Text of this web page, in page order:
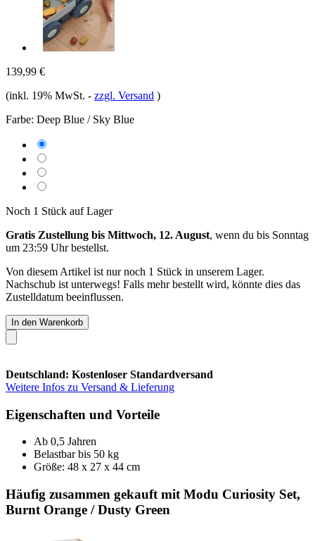
139,99 €
(inkl. 19% MwSt. - zzgl. Versand )
Farbe: Deep Blue / Sky Blue
Noch 1 Stück auf Lager
Gratis Zustellung bis Mittwoch, 12. August, wenn du bis Sonntag
um 23:59 Uhrbestellst.
Von diesem Artikel ist nur noch 1 Stück in unserem Lager.
Nachschub ist unterwegs! Falls mehr bestellt wird, könnte dies das
Zustelldatum beeinflussen.
In den Warenkorb
Deutschland: Kostenloser Standardversand
Weitere Infos zu Versand & Lieferung
Eigenschaften und Vorteile
Ab 0,5 Jahren
Belastbar bis 50 kg
Größe: 48 x 27 x 44 cm
Häufig zusammen gekauft mit Modu Curiosity Set,
Burnt Orange / Dusty Green